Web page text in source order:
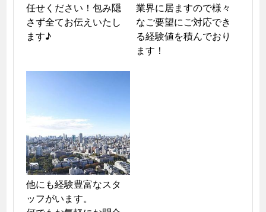
任せください！包み隠
さず全てお伝えいたし
ます♪
業界に居ますので様々
なご要望にご対応でき
る経験値を積んでおり
ます！
他にも経験豊富なスタ
ッフがいます。